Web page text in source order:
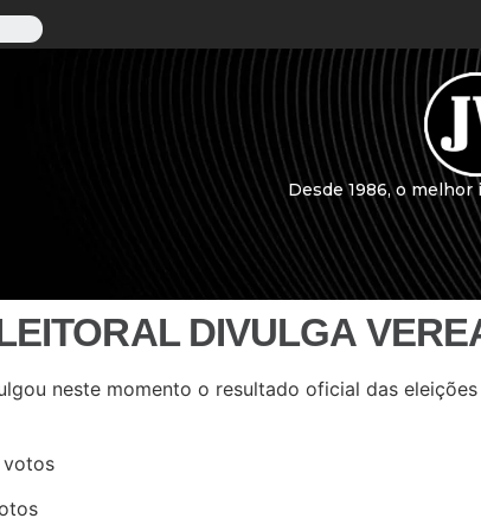
Desde 1986, o
DIVULGA
neste momento o resultado oficial das
votos